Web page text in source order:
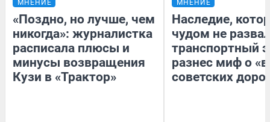
МНЕНИЕ
«Поздно, но лучше, чем
никогда»: журналистка
расписала плюсы и
минусы возвращения
Кузи в «Трактор»
МНЕНИЕ
Наследие,
чудом не
транспортный
разнес миф о
советских